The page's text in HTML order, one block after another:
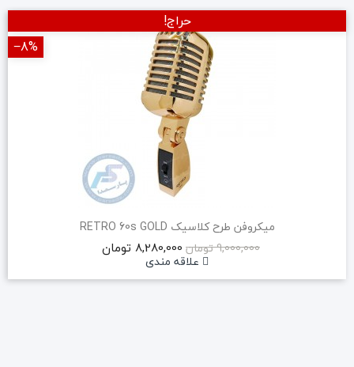
میکروفن طرح کلاسیک RETRO 60s GOLD
9,000,000 تومان
8,280,000 تومان
علاقه مندی
حراج!
‎−8%